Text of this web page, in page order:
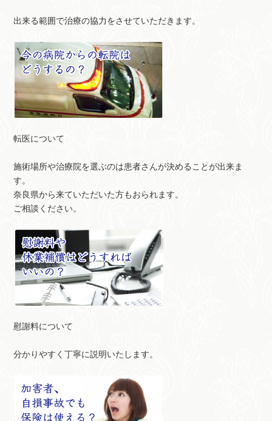
出来る範囲で治療の協力をさせていただきます。
転医について
施術場所や治療院を選ぶのは患者さんが決めることが出来ま
す。
奈良県から来ていただいた方もおられます。
ご相談ください。
慰謝料について
分かりやすく丁寧に説明いたします。